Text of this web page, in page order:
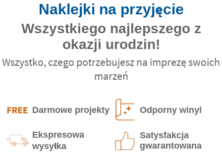
Naklejki na przyjęcie
Wszystkiego najlepszego z
okazji urodzin!
Wszystko, czego potrzebujesz na imprezę swoich
marzeń
Darmowe projekty Odporny winyl
Ekspresowa
wysyłka
Satysfakcja
gwarantowana